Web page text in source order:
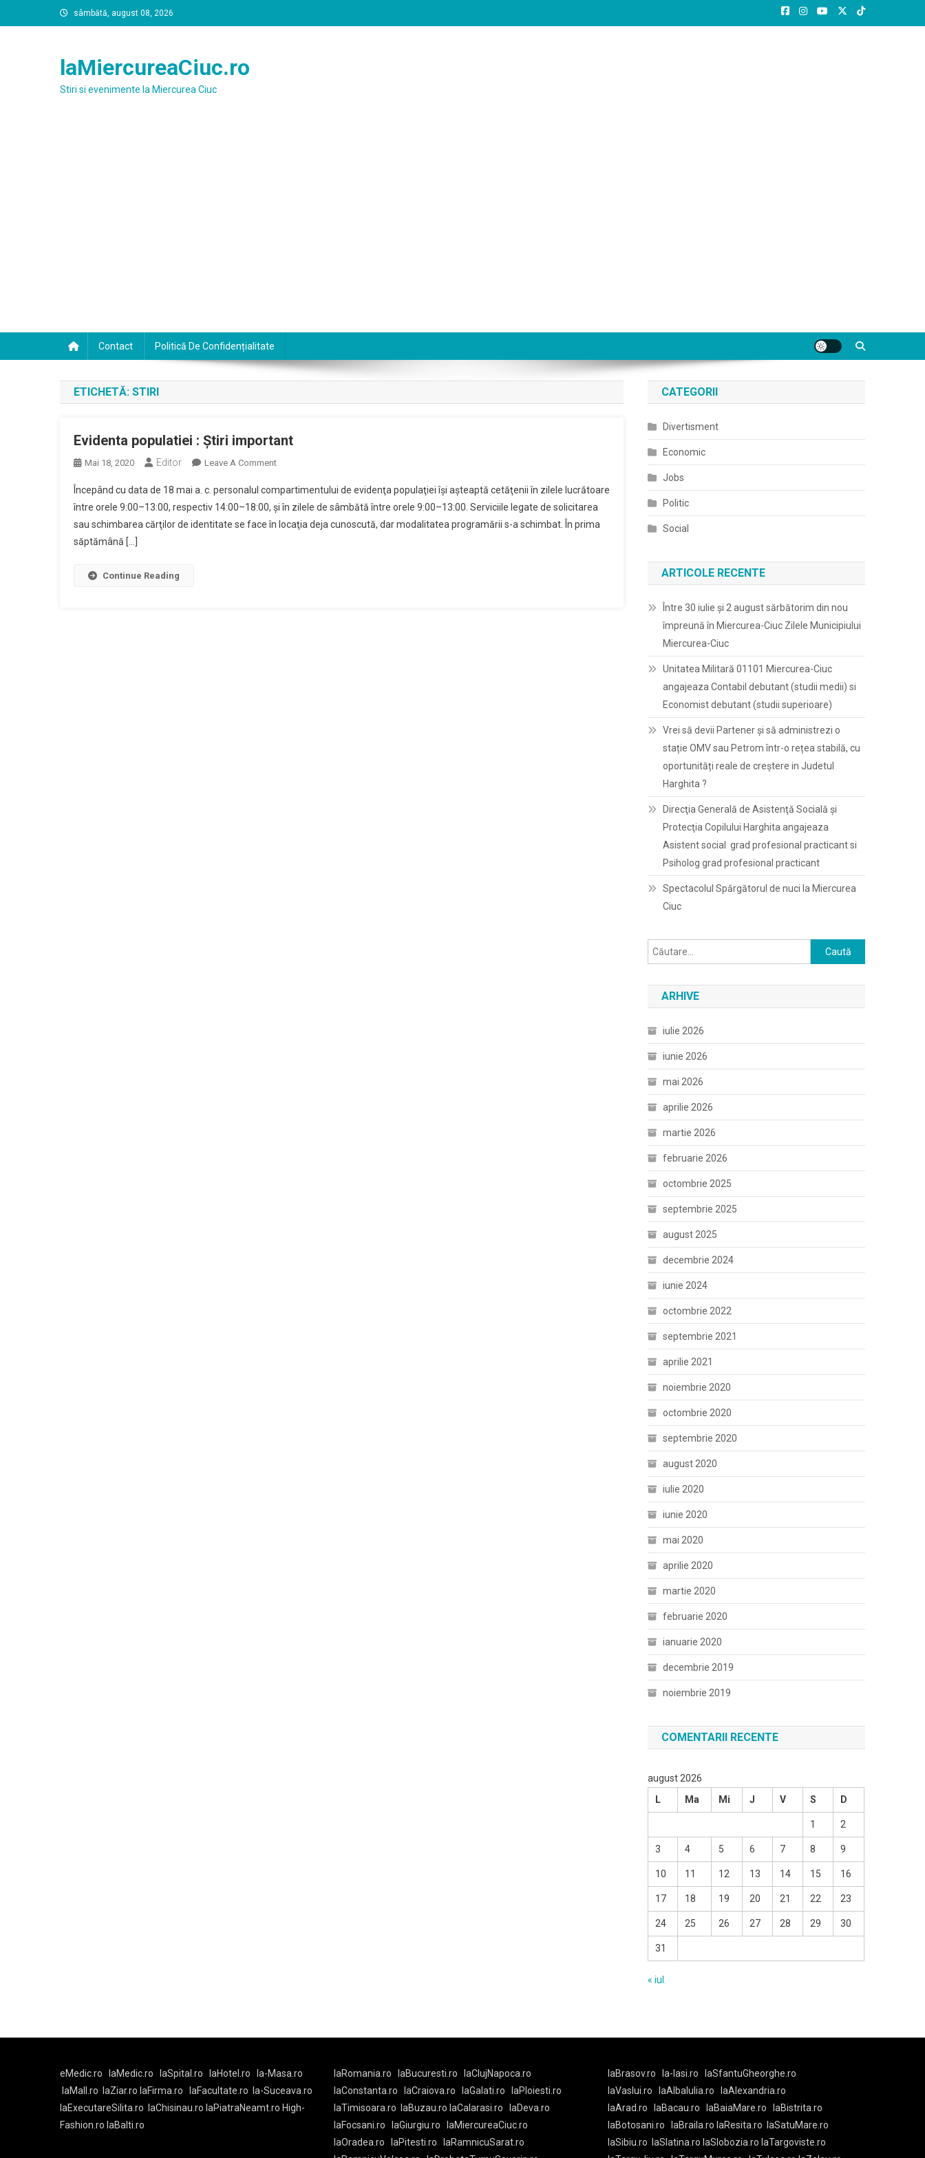
to
sâmbătă, august 08, 2026
laMiercureaCiuc.ro
Stiri si evenimente la Miercurea Ciuc
Contact Politică De Confidențialitate
ETICHETĂ: STIRI
Evidenta populatiei : Ştiri important
Mai 18, 2020 Editor Leave A CommentOn
Populatiei
:
Ştiri
Începând cu data de 18 mai a. c. personalul compartimentului de evidenţa populaţiei îşi aşteaptă cetăţenii în zilele lucrătoare
între orele 9:00–13:00, respectiv 14:00–18:00, şi în zilele de sâmbătă între orele 9:00–13:00. Serviciile legate de solicitarea
sau schimbarea cărţilor de identitate se face în locaţia deja cunoscută, dar modalitatea programării s-a schimbat. În prima
săptămână […]
Continue Reading
CATEGORII
Divertisment
Economic
Jobs
Politic
Social
ARTICOLE RECENTE
Între 30 iulie și 2 august sărbătorim din nou
împreună în Miercurea-Ciuc Zilele Municipiului
Miercurea-Ciuc
Unitatea Militară 01101 Miercurea-Ciuc
angajeaza Contabil debutant (studii medii) si
Economist debutant (studii superioare)
Vrei să devii Partener și să administrezi o
stație OMV sau Petrom într-o rețea stabilă, cu
oportunități reale de creștere in Judetul
Harghita ?
Direcţia Generală de Asistenţă Socială şi
Protecţia Copilului Harghita angajeaza
Asistent social grad profesional practicant si
Psiholog grad profesional practicant
Spectacolul Spărgătorul de nuci la Miercurea
Ciuc
Caută
după:
ARHIVE
iulie 2026
iunie 2026
mai 2026
aprilie 2026
martie 2026
februarie 2026
octombrie 2025
septembrie 2025
august 2025
decembrie 2024
iunie 2024
octombrie 2022
septembrie 2021
aprilie 2021
noiembrie 2020
octombrie 2020
septembrie 2020
august 2020
iulie 2020
iunie 2020
mai 2020
aprilie 2020
martie 2020
februarie 2020
ianuarie 2020
decembrie 2019
noiembrie 2019
COMENTARII RECENTE
august 2026
L
Ma Mi J V S D
1 2
3 4 5 6 7 8 9
10 11 12 13 14 15 16
17 18 19 20 21 22 23
24 25 26 27 28 29 30
31
« iul.
eMedic.ro laMedic.ro laSpital.ro laHotel.ro
la-Masa.ro
laMall.ro
laZiar.ro laFirma.ro laFacultate.ro
la-Suceava.ro
laExecutareSilita.ro
laChisinau.ro laPiatraNeamt.ro High-
Fashion.ro laBalti.ro
laRomania.ro laBucuresti.ro
laClujNapoca.ro
laConstanta.ro
laCraiova.ro laGalati.ro
laPloiesti.ro
laTimisoara.ro
laBuzau.ro laCalarasi.ro
laDeva.ro
laFocsani.ro
laGiurgiu.ro
laMiercureaCiuc.ro
laOradea.ro
laPitesti.ro
laRamnicuSarat.ro
laBrasov.ro la-Iasi.ro
laSfantuGheorghe.ro
laVaslui.ro
laAlbaIulia.ro
laAlexandria.ro
laArad.ro
laBacau.ro laBaiaMare.ro
laBistrita.ro
laBotosani.ro
laBraila.ro laResita.ro
laSatuMare.ro
laSibiu.ro
laSlatina.ro laSlobozia.ro laTargoviste.ro